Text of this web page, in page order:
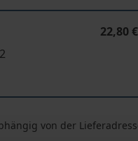
22,80 €
von der